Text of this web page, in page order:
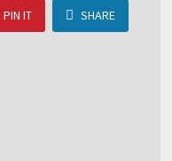
PIN IT SHARE